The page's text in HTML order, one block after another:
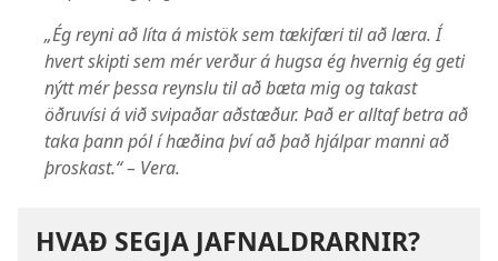
„Ég reyni að líta á mistök sem tækifæri til að læra. Í
hvert skipti sem mér verður á hugsa ég hvernig ég geti
nýtt mér þessa reynslu til að bæta mig og takast
öðruvísi á við svipaðar aðstæður. Það er alltaf betra að
taka þann pól í hæðina því að það hjálpar manni að
þroskast.“ – Vera.
HVAÐ SEGJA JAFNALDRARNIR?